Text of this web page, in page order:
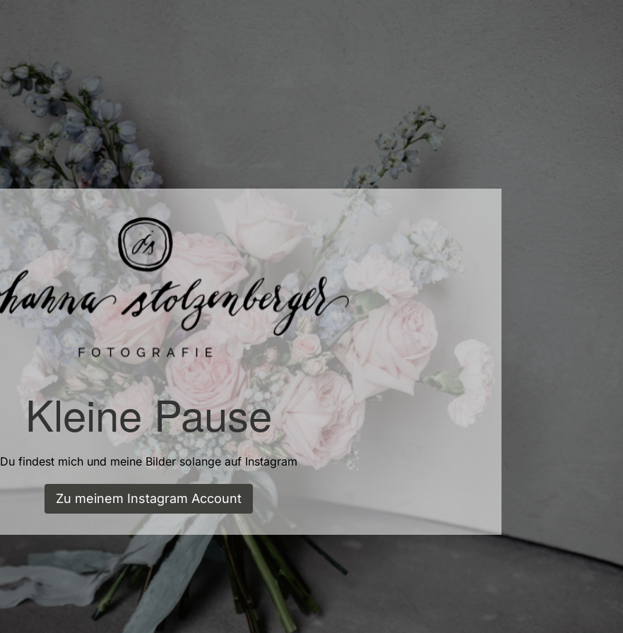
Kleine Pause
Du findest mich und meine Bilder solange auf Instagram
Zu meinem Instagram Account